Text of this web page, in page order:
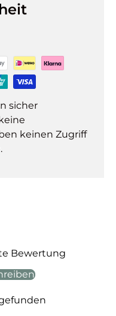
sicher
keinen Zugriff
Bewertung